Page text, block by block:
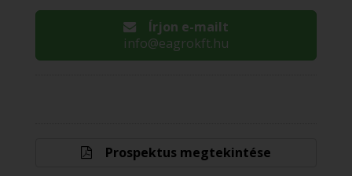
Írjon e-mailt
info@eagrokft.hu
Prospektus megtekintése